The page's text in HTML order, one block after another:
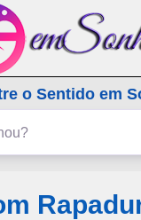
mais
o Sentido em